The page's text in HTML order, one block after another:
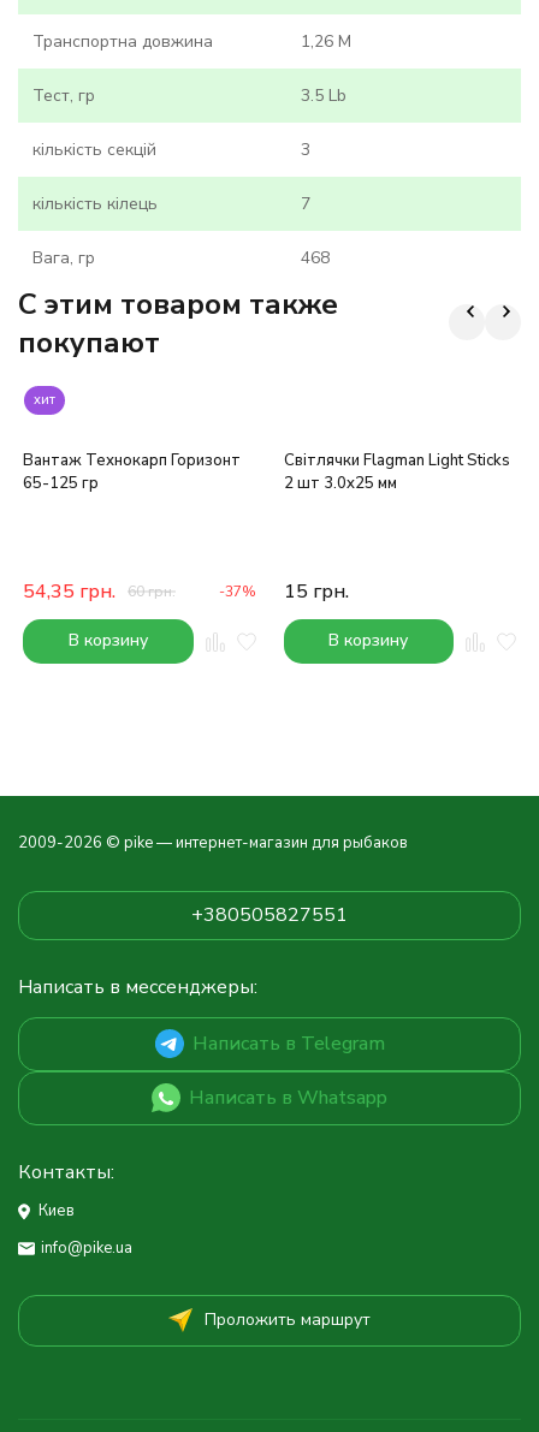
Транспортна довжина 1,26 M
Тест, гр 3.5 Lb
кількість секцій 3
кількість кілець 7
Вага, гр 468
C этим товаром также
покупают
хит
Вантаж Технокарп Горизонт
65-125 гр
54,35 грн. 60грн. -37%
В корзину
Світлячки Flagman Light Sticks
2 шт 3.0x25 мм
15 грн.
В корзину
2009-2026 © pike — интернет-магазин для рыбаков
+380505827551
Написать в мессенджеры:
Написать в Telegram
Написать в Whatsapp
Контакты:
Киев
info@pike.ua
Проложить маршрут